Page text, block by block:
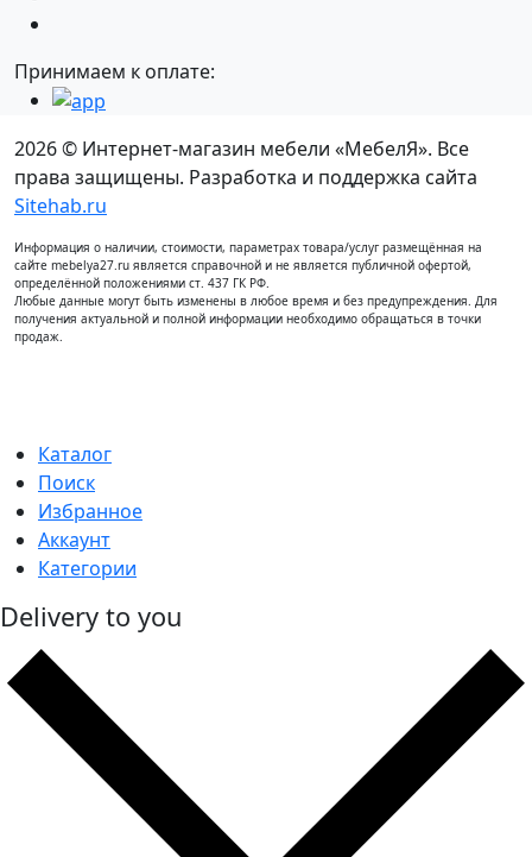
Принимаем к оплате:
2026 © Интернет-магазин мебели «МебелЯ». Все
права защищены. Разработка и поддержка сайта
Sitehab.ru
Информация о наличии, стоимости, параметрах товара/услуг размещённая на
сайте mebelya27.ru является справочной и не является публичной офертой,
определённой положениями ст. 437 ГК РФ.
Любые данные могут быть изменены в любое время и без предупреждения. Для
получения актуальной и полной информации необходимо обращаться в точки
продаж.
Каталог
Поиск
Избранное
Аккаунт
Категории
Delivery to you